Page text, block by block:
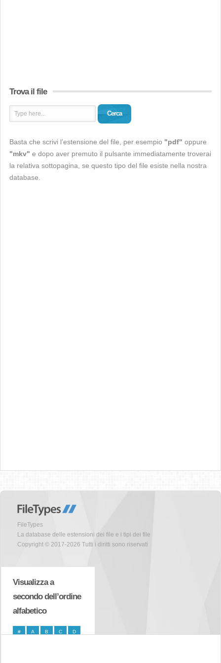
Trova il file
Cerca
Basta che scrivi l’estensione del file, per esempio "pdf" oppure
"mkv" e dopo aver premuto il pulsante immediatamente troverai
la relativa sottopagina, se questo tipo del file esiste nella nostra
database.
FileTypes
La database delle estensioni dei file e i tipi dei file
Copyright © 2017-2026 Tutti i diritti sono riservati
Visualizza a
secondo dell’ordine
alfabetico
# A B C D